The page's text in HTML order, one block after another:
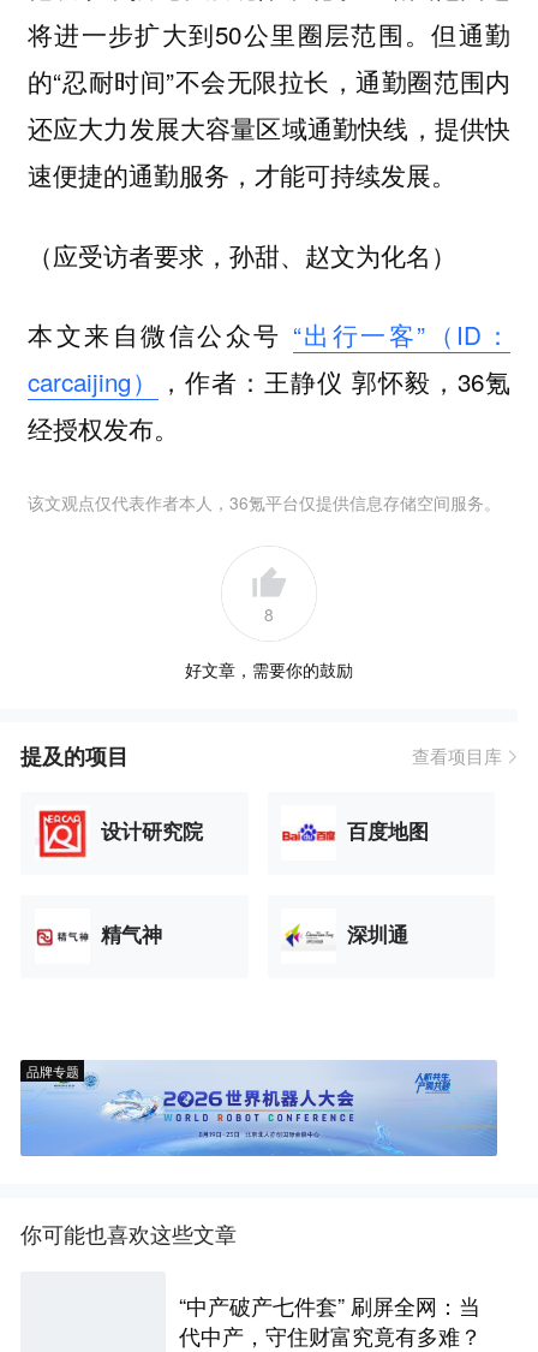
将进一步扩大到50公里圈层范围。但通勤
的“忍耐时间”不会无限拉长，通勤圈范围内
还应大力发展大容量区域通勤快线，提供快
速便捷的通勤服务，才能可持续发展。
（应受访者要求，孙甜、赵文为化名）
本文来自微信公众号 “出行一客”（ID：
carcaijing）
，作者：王静仪 郭怀毅 ，36氪
经授权发布。
该文观点仅代表作者本人，36氪平台仅提供信息存储空间服务。
8
好文章，需要你的鼓励
提及的项目 查看项目库
设计研究院 百度地图
精气神 深圳通
品牌专题
你可能也喜欢这些文章
“中产破产七件套” 刷屏全网：当
代中产，守住财富究竟有多难？